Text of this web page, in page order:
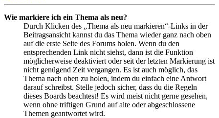
Wie markiere ich ein Thema als neu?
Durch Klicken des „Thema als neu markieren“-Links in der
Beitragsansicht kannst du das Thema wieder ganz nach oben
auf die erste Seite des Forums holen. Wenn du den
entsprechenden Link nicht siehst, dann ist die Funktion
möglicherweise deaktiviert oder seit der letzten Markierung ist
nicht genügend Zeit vergangen. Es ist auch möglich, das
Thema nach oben zu holen, indem du einfach eine Antwort
darauf schreibst. Stelle jedoch sicher, dass du die Regeln
dieses Boards beachtest! Es wird meist nicht gerne gesehen,
wenn ohne triftigen Grund auf alte oder abgeschlossene
Themen geantwortet wird.